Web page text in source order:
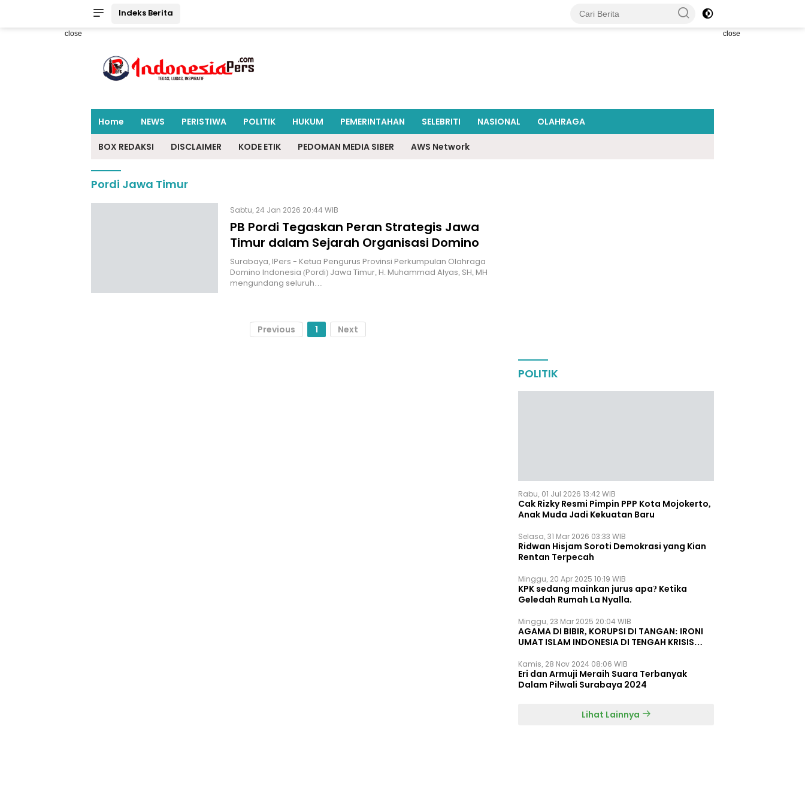
Indeks Berita
close close
Home NEWS PERISTIWA POLITIK HUKUM PEMERINTAHAN SELEBRITI NASIONAL OLAHRAGA
BOX REDAKSI DISCLAIMER KODE ETIK PEDOMAN MEDIA SIBER AWS Network
Pordi Jawa Timur
Sabtu, 24 Jan 2026 20:44 WIB
PB Pordi Tegaskan Peran Strategis Jawa
Timur dalam Sejarah Organisasi Domino
Surabaya, IPers - Ketua Pengurus Provinsi Perkumpulan Olahraga
Domino Indonesia (Pordi) Jawa Timur, H. Muhammad Alyas, SH, MH
mengundang seluruh…
Previous 1 Next
POLITIK
Rabu, 01 Jul 2026 13:42 WIB
Cak Rizky Resmi Pimpin PPP Kota Mojokerto,
Anak Muda Jadi Kekuatan Baru
Selasa, 31 Mar 2026 03:33 WIB
Ridwan Hisjam Soroti Demokrasi yang Kian
Rentan Terpecah
Minggu, 20 Apr 2025 10:19 WIB
KPK sedang mainkan jurus apa? Ketika
Geledah Rumah La Nyalla.
Minggu, 23 Mar 2025 20:04 WIB
AGAMA DI BIBIR, KORUPSI DI TANGAN: IRONI
UMAT ISLAM INDONESIA DI TENGAH KRISIS
Kamis, 28 Nov 2024 08:06 WIB
Eri dan Armuji Meraih Suara Terbanyak
Dalam Pilwali Surabaya 2024
Lihat Lainnya